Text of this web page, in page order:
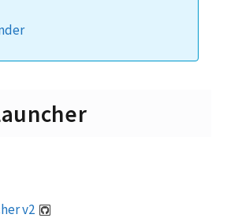
v2